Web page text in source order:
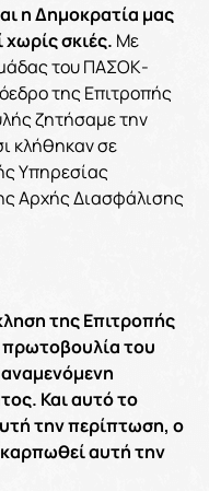
η Δημοκρατία μας
χωρίς σκιές. Με
του ΠΑΣΟΚ-
της Επιτροπής
ζητήσαμε την
κλήθηκαν σε
Υπηρεσίας
Αρχής Διασφάλισης
της Επιτροπής
πρωτοβουλία του
Και αυτό το
την περίπτωση, ο
αυτή την